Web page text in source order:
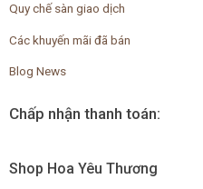
Quy chế sàn giao dịch
Các khuyến mãi đã bán
Blog News
Chấp nhận thanh toán:
Shop Hoa Yêu Thương